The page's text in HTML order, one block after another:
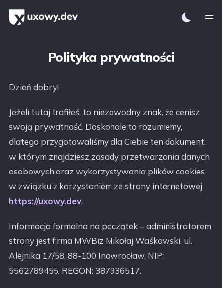
Polityka prywatności
Dzień dobry!
Jeżeli tutaj trafiłeś, to niezawodny znak, że cenisz
swoją prywatność. Doskonale to rozumiemy,
dlatego przygotowaliśmy dla Ciebie ten dokument,
w którym znajdziesz zasady przetwarzania danych
osobowych oraz wykorzystywania plików cookies
w związku z korzystaniem ze strony internetowej
https://uxowy.dev.
Informacja formalna na początek – administratorem
strony jest firma MWBiz Mikołaj Waśkowski, ul.
Alejnika 17/58, 88-100 Inowrocław, NIP:
5562789455, REGON: 387936517.